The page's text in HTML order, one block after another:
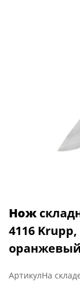
Нож
4116
оранжевый
АртикулНа